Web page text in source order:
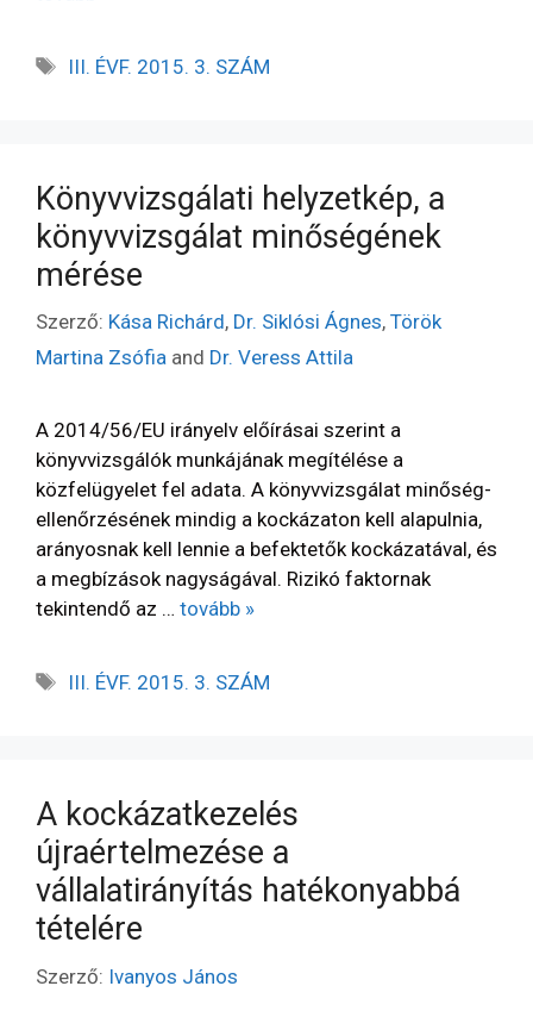
III. ÉVF. 2015. 3. SZÁM
Könyvvizsgálati helyzetkép, a
könyvvizsgálat minőségének
mérése
Szerző: Kása Richárd, Dr. Siklósi Ágnes, Török
Martina Zsófia and Dr. Veress Attila
A 2014/56/EU irányelv előírásai szerint a
könyvvizsgálók munkájának megítélése a
közfelügyelet fel­ adata. A könyvvizsgálat minőség-
ellenőrzésének mindig a kockázaton kell alapulnia,
arányosnak kell lennie a befektetők kockázatával, és
a megbízások nagyságával. Rizikó faktornak
tekintendő az … tovább »
III. ÉVF. 2015. 3. SZÁM
A kockázatkezelés
újraértelmezése a
vállalatirányítás hatékonyabbá
tételére
Szerző: Ivanyos János